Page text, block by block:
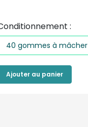
:
40 gommes à mâcher
Ajouter au panier